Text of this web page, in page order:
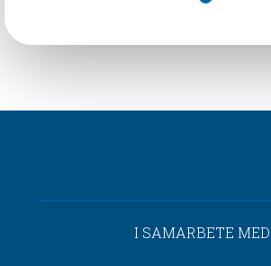
I SAMARBETE MED